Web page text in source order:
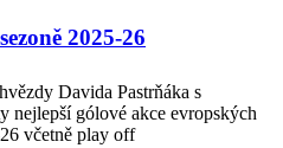
2025-26
Davida Pastrňáka s
nejlepší gólové akce evropských
včetně play off